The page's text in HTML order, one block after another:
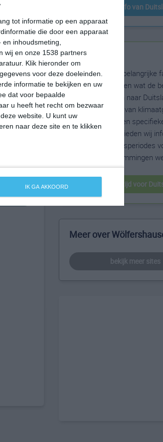
tot informatie op een apparaat
die door een apparaat
inhoudsmeting,
wij en onze 1538 partners
Klik hieronder om
voor deze doeleinden.
informatie te bekijken en uw
dat voor bepaalde
u heeft het recht om bezwaar
website. U kunt uw
naar deze site en te klikken
IK GA AKKOORD
2
klimaatinfo van
Beste reistijd
Het weer is een belangrijke
reizen. Wil je weten wat de
maanden zijn om naar
reizen? Op basis van
weersextremen en
weerinformatie bieden wij
over de beste reisperiodes
duizenden bestemmingen
beste reistijd voor
Meer over
bekijk meer sites